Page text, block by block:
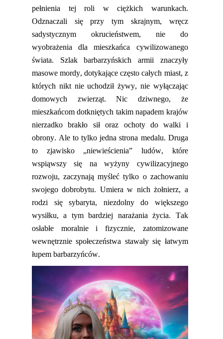
pełnienia tej roli w ciężkich warunkach.
Odznaczali się przy tym skrajnym, wręcz
sadystycznym okrucieństwem, nie do
wyobrażenia dla mieszkańca cywilizowanego
świata. Szlak barbarzyńskich armii znaczyły
masowe mordy, dotykające często całych miast, z
których nikt nie uchodził żywy, nie wyłączając
domowych zwierząt. Nic dziwnego, że
mieszkańcom dotkniętych takim napadem krajów
nierzadko brakło sił oraz ochoty do walki i
obrony. Ale to tylko jedna strona medalu. Druga
to zjawisko „niewieścienia” ludów, które
wspiąwszy się na wyżyny cywilizacyjnego
rozwoju, zaczynają myśleć tylko o zachowaniu
swojego dobrobytu. Umiera w nich żołnierz, a
rodzi się sybaryta, niezdolny do większego
wysiłku, a tym bardziej narażania życia. Tak
osłabłe moralnie i fizycznie, zatomizowane
wewnętrznie społeczeństwa stawały się łatwym
łupem barbarzyńców.